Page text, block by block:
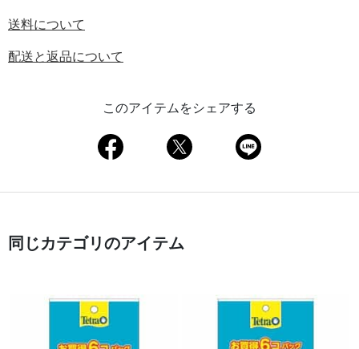
送料について
配送と返品について
このアイテムをシェアする
同じカテゴリのアイテム